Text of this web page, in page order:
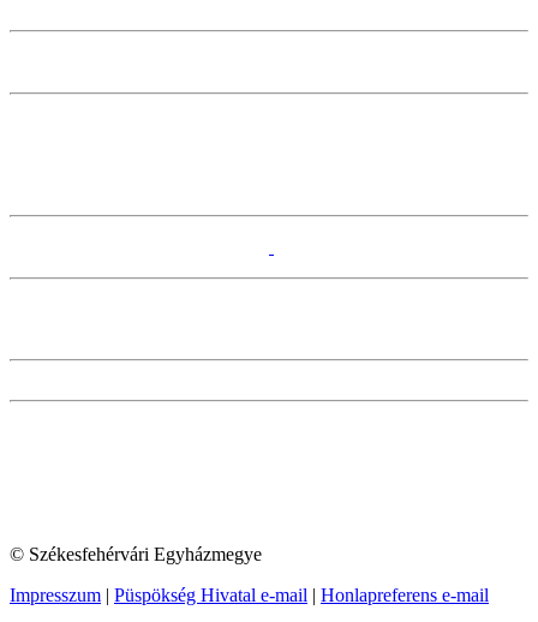
© Székesfehérvári Egyházmegye
Impresszum | Püspökség Hivatal e-mail | Honlapreferens e-mail